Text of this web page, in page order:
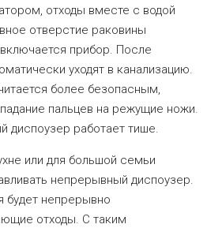
отходы вместе с водой
отверстие раковины
прибор. После
уходят в канализацию.
более безопасным,
пальцев на режущие ножи.
диспоузер работает тише.
или для большой семьи
непрерывный диспоузер.
будет непрерывно
отходы. С таким